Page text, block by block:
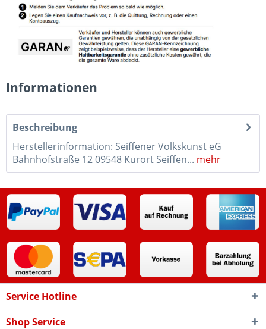
Informationen
Beschreibung
Herstellerinformation: Seiffener Volkskunst eG
Bahnhofstraße 12 09548 Kurort Seiffen... mehr
Service Hotline
Shop Service